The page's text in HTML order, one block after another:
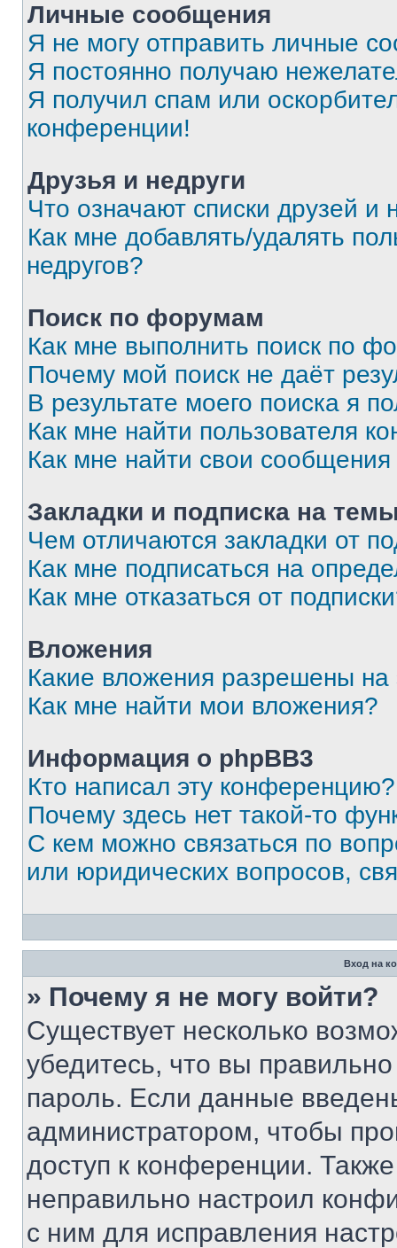
Личные сообщения
Я не могу отправить личные
Я постоянно получаю
Я получил спам или
конференции!
Друзья и недруги
Что означают списки друзей и
Как мне добавлять/удалять
недругов?
Поиск по форумам
Как мне выполнить поиск по
Почему мой поиск не даёт
В результате моего поиска я
Как мне найти пользователя
Как мне найти свои
Закладки и подписка на
Чем отличаются закладки от
Как мне подписаться на
Как мне отказаться от
Вложения
Какие вложения разрешены
Как мне найти мои вложения?
Информация о phpBB3
Кто написал эту конференцию?
Почему здесь нет такой-то
С кем можно связаться по
или юридических вопросов,
Вход на
» Почему я не могу войти?
Существует несколько
убедитесь, что вы
пароль. Если данные
администратором, чтобы
доступ к конференции.
неправильно настроил
с ним для исправления